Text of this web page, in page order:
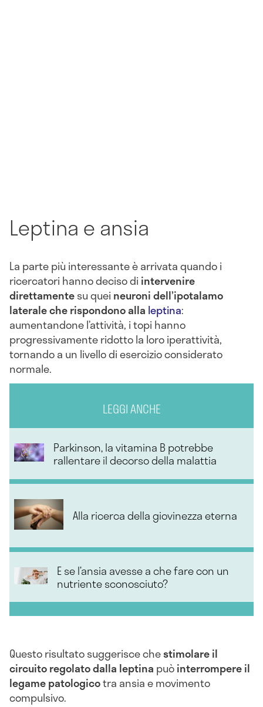
Leptina e ansia
La parte più interessante è arrivata quando i
ricercatori hanno deciso di intervenire
direttamentesu quei neuroni dell’ipotalamo
laterale che rispondono alla leptina:
aumentandone l’attività, i topi hanno
progressivamente ridotto la loro iperattività,
tornando a un livello di esercizio considerato
normale.
LEGGI ANCHE
Parkinson, la vitamina B potrebbe
rallentare il decorso della malattia
Alla ricerca della giovinezza eterna
E se l’ansia avesse a che fare con un
nutriente sconosciuto?
Questo risultato suggerisce chestimolare il
circuito regolato dalla leptina puòinterrompere il
legame patologicotra ansia e movimento
compulsivo.